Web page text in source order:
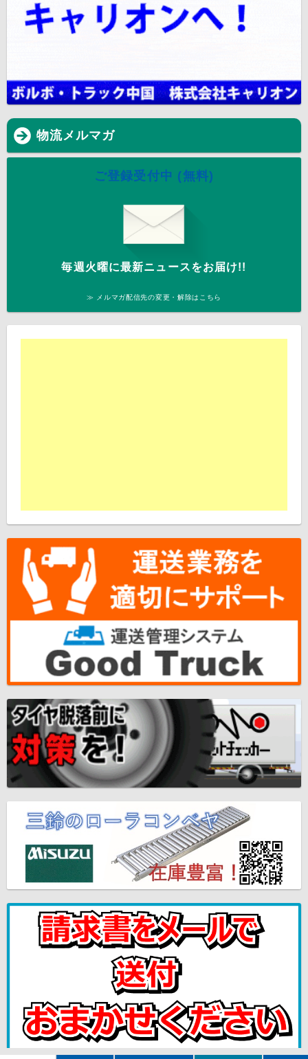
物流メルマガ
ご登録受付中 (無料)
毎週火曜に最新ニュースをお届け!!
≫ メルマガ配信先の変更・解除はこちら